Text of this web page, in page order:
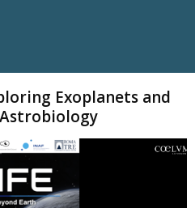
Exoplanets and